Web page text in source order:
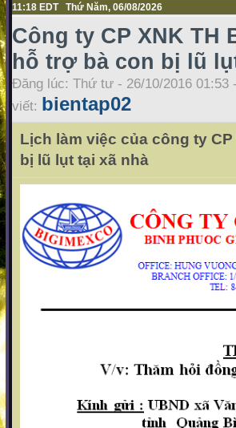
11:18 EDT Thứ Năm, 06/08/2026
Công ty CP XNK TH
hỗ trợ bà con bị lũ
Đăng lúc: Thứ tư - 26/10/2016 01:53
viết: bientap02
Lịch làm việc của công ty
bị lũ lụt tại xã nhà